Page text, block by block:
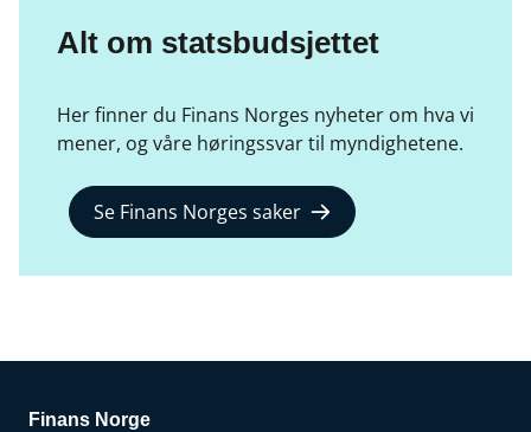
Alt om statsbudsjettet
Her finner du Finans Norges nyheter om hva vi
mener, og våre høringssvar til myndighetene.
Se Finans Norges saker
Finans Norge